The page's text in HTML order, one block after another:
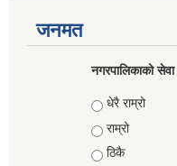
जनमत
नगरपालिकाको
Choices
धेरै राम्रो
राम्रो
ठिकै